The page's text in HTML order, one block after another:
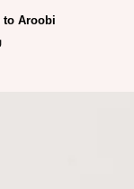
to Aroobi